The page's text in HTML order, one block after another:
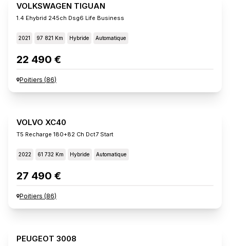
VOLKSWAGEN TIGUAN
1.4 Ehybrid 245ch Dsg6 Life Business
2021 97 821 Km Hybride Automatique
22 490 €
Poitiers (86)
VOLVO XC40
T5 Recharge 180+82 Ch Dct7 Start
2022 61 732 Km Hybride Automatique
27 490 €
Poitiers (86)
PEUGEOT 3008